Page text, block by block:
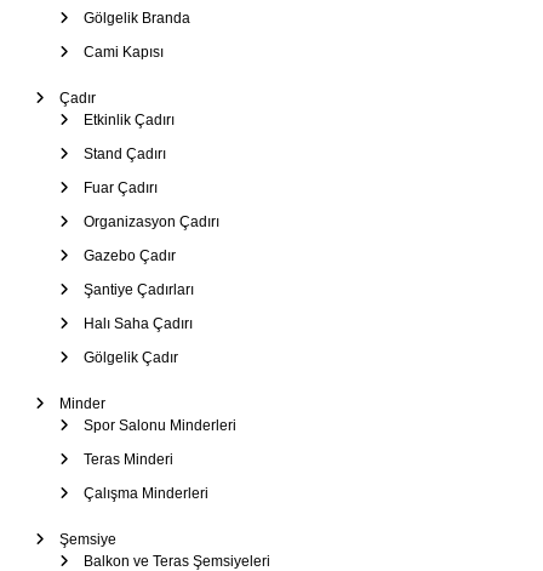
Gölgelik Branda
Cami Kapısı
Çadır
Etkinlik Çadırı
Stand Çadırı
Fuar Çadırı
Organizasyon Çadırı
Gazebo Çadır
Şantiye Çadırları
Halı Saha Çadırı
Gölgelik Çadır
Minder
Spor Salonu Minderleri
Teras Minderi
Çalışma Minderleri
Şemsiye
Balkon ve Teras Şemsiyeleri